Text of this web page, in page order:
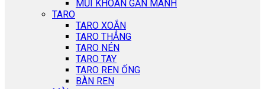
MŨI KHOAN GẮN MÃNH
TARO
TARO XOẮN
TARO THẲNG
TARO NÉN
TARO TAY
TARO REN ỐNG
BÀN REN